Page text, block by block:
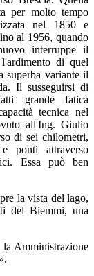
per molto tempo
nel 1850 e
al 1956, quando
interruppe il
di quel
superba variante il
Il susseguirsi di
grande fatica
tecnica nel
all'Ing. Giulio
di sei chilometri,
ponti attraverso
Essa può ben
la vista del lago,
del Biemmi, una
Amministrazione